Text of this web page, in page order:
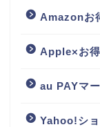
Amazonお
Apple×お得
au PAYマ
Yahoo!シ